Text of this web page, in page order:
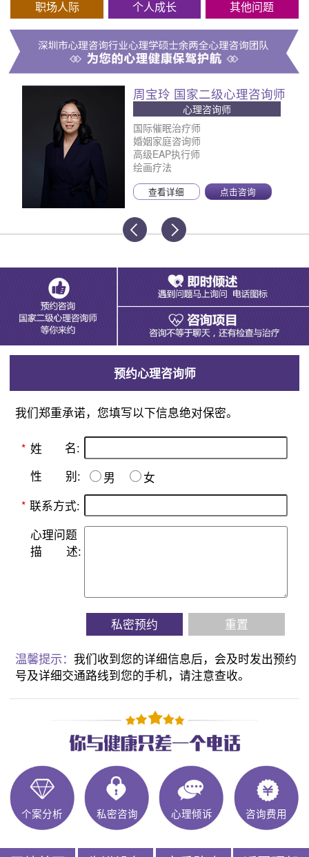
职场人际 个人成长 其他问题
周宝玲 国家二级心理咨询师
心理咨询师
国际催眠治疗师
婚姻家庭咨询师
高级EAP执行师
绘画疗法
查看详细 点击咨询
预约心理咨询师
我们郑重承诺，您填写以下信息绝对保密。
* 姓 名:
性 别: 男
女
* 联系方式:
心理问题
描
述:
私密预约 重置
温馨提示：我们收到您的详细信息后，会及时发出预约
号及详细交通路线到您的手机，请注意查收。
个案分析 私密咨询 心理倾诉 咨询费用